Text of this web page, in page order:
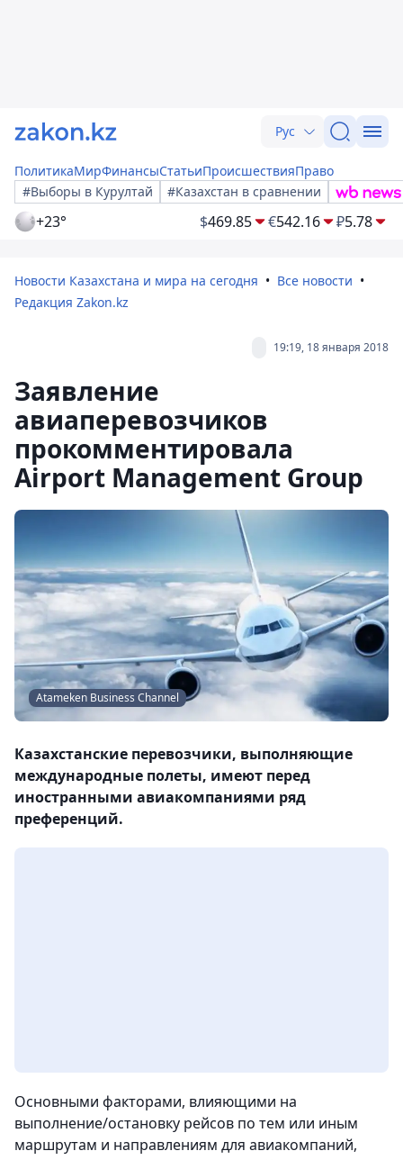
Рус
ПолитикаМирФинансыСтатьиПроисшествияПраво
#Выборы в Курултай
#Казахстан в сравнении
+23° $469.85 €542.16 ₽5.78
Новости Казахстана и мира на сегодня
Все новости
Редакция Zakon.kz
19:19, 18 января 2018
Заявление
авиаперевозчиков
прокомментировала
Airport Management Group
Atameken Business Channel
Казахстанские перевозчики, выполняющие
международные полеты, имеют перед
иностранными авиакомпаниями ряд
преференций.
Основными факторами, влияющими на
выполнение/остановку рейсов по тем или иным
маршрутам и направлениям для авиакомпаний,